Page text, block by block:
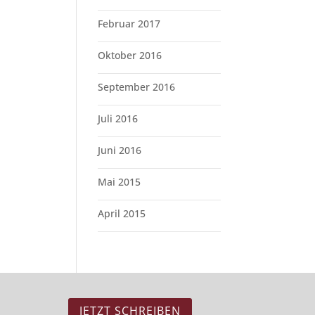
Februar 2017
Oktober 2016
September 2016
Juli 2016
Juni 2016
Mai 2015
April 2015
JETZT SCHREIBEN